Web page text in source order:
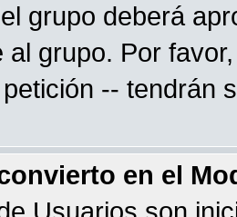
grupo deberá
al grupo. Por
-- tendrán
en el